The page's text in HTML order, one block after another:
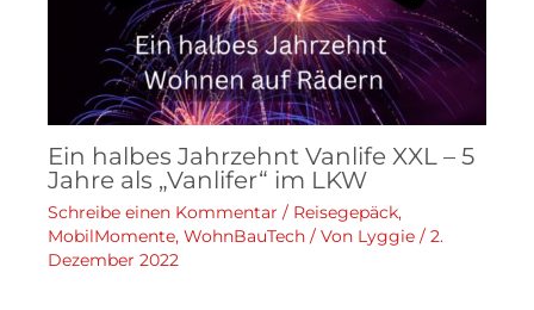
Ein halbes Jahrzehnt Vanlife XXL – 5
Jahre als „Vanlifer“ im LKW
Schreibe einen Kommentar / Reisegepäck,
MobilMomente, WohnBauTech / Von Lyggie / 2.
Dezember 2022